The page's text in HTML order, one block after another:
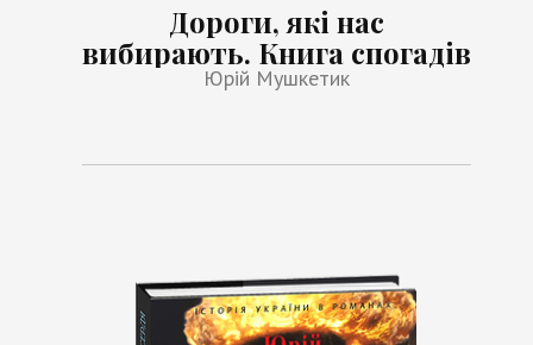
Дороги, які нас
вибирають. Книга спогадів
Юрій Мушкетик